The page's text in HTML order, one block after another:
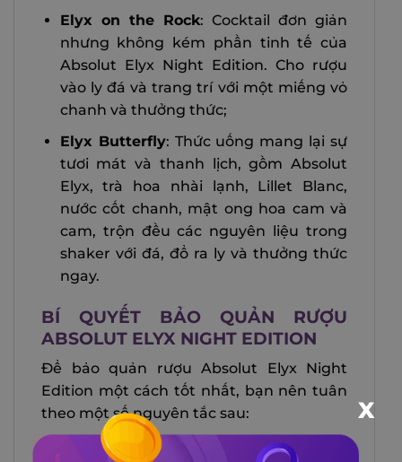
Elyx on the Rock: Cocktail đơn giản
nhưng không kém phần tinh tế của
Absolut Elyx Night Edition. Cho rượu
vào ly đá và trang trí với một miếng vỏ
chanh và thưởng thức;
Elyx Butterfly: Thức uống mang lại sự
tươi mát và thanh lịch, gồm Absolut
Elyx, trà hoa nhài lạnh, Lillet Blanc,
nước cốt chanh, mật ong hoa cam và
cam, trộn đều các nguyên liệu trong
shaker với đá, đổ ra ly và thưởng thức
ngay.
BÍ QUYẾT BẢO QUẢN RƯỢU
ABSOLUT ELYX NIGHT EDITION
Để bảo quản rượu Absolut Elyx Night
Edition một cách tốt nhất, bạn nên tuân
theo một số nguyên tắc sau:
Để ở nơi khô ráo, thoáng mát và tránh
X